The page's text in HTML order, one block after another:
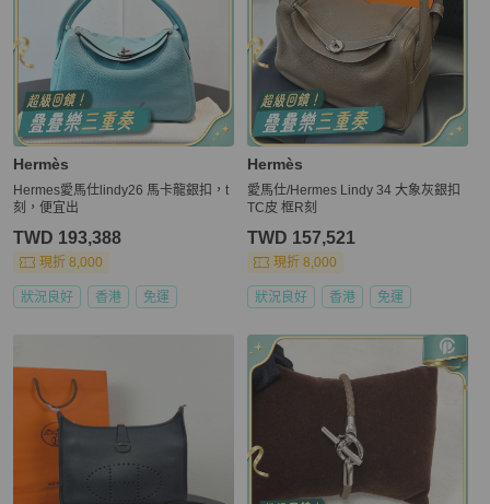
Hermès
Hermes愛馬仕lindy26 馬卡龍銀扣，t
刻，便宜出
TWD 193,388
現折 8,000
狀況良好 香港 免運
Hermès
愛馬仕/Hermes Lindy 34 大象灰銀扣
TC皮 框R刻
TWD 157,521
現折 8,000
狀況良好 香港 免運